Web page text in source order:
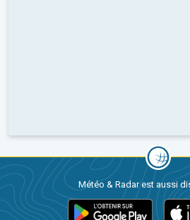
Météo & Radar est aussi